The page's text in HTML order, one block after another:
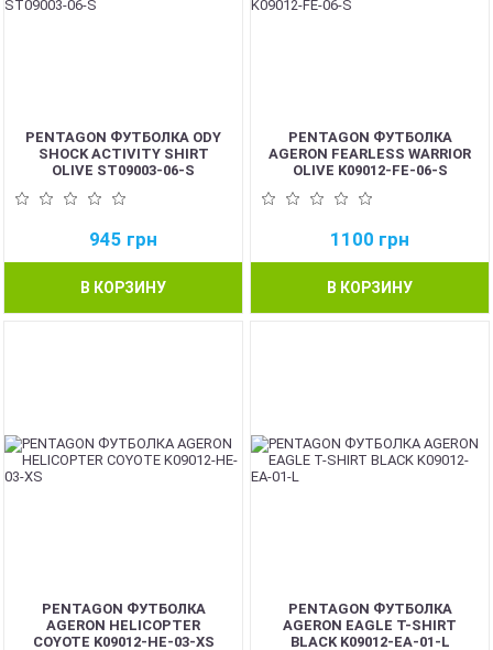
PENTAGON ФУТБОЛКА ODY
SHOCK ACTIVITY SHIRT
OLIVE ST09003-06-S
945 грн
В КОРЗИНУ
PENTAGON ФУТБОЛКА
AGERON FEARLESS WARRIOR
OLIVE K09012-FE-06-S
1100 грн
В КОРЗИНУ
PENTAGON ФУТБОЛКА
AGERON HELICOPTER
COYOTE K09012-HE-03-XS
PENTAGON ФУТБОЛКА
AGERON EAGLE T-SHIRT
BLACK K09012-EA-01-L